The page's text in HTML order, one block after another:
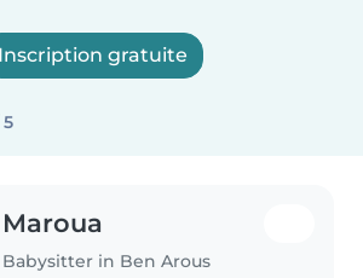
Inscription gratuite
Maroua
Babysitter in Ben Arous